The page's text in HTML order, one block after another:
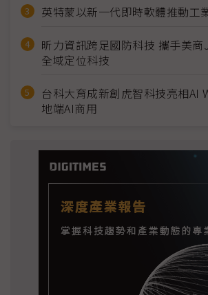
英特蒙以新一代即時軟體推動工
昕力資訊跨足國防科技 攜手美
全域定位科技
台科大育成新創虎智科技亮相AI
地端AI商用